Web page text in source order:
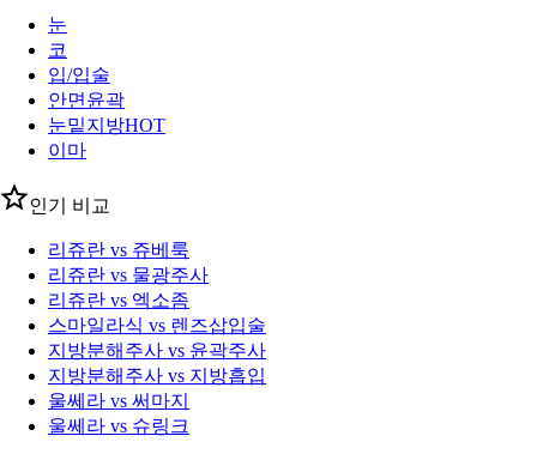
눈
코
입/입술
안면윤곽
눈밑지방HOT
이마
인기 비교
리쥬란 vs 쥬베룩
리쥬란 vs 물광주사
리쥬란 vs 엑소좀
스마일라식 vs 렌즈삽입술
지방분해주사 vs 윤곽주사
지방분해주사 vs 지방흡입
울쎄라 vs 써마지
울쎄라 vs 슈링크